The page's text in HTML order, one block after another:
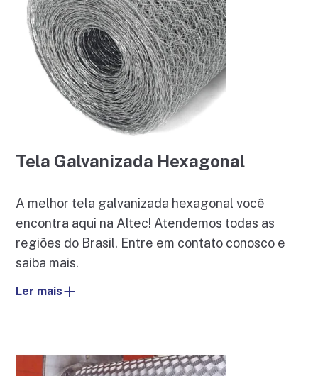
Tela Galvanizada Hexagonal
A melhor tela galvanizada hexagonal você
encontra aqui na Altec! Atendemos todas as
regiões do Brasil. Entre em contato conosco e
saiba mais.
Ler mais